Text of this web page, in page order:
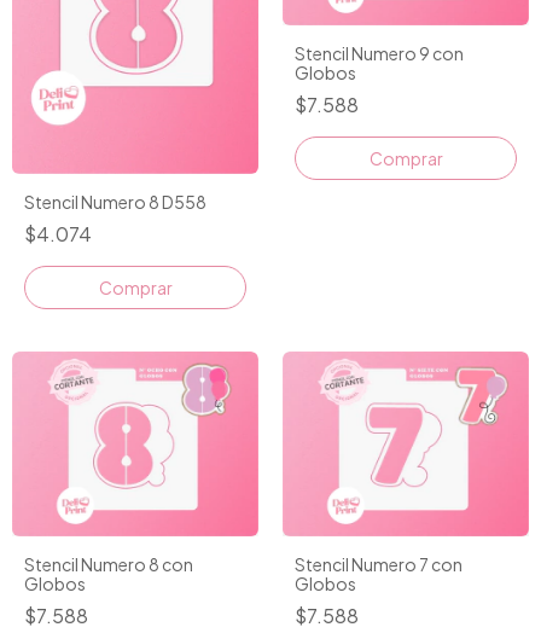
Stencil Numero 8 D558
$4.074
Comprar
Stencil Numero 9 con
Globos
$7.588
Comprar
Stencil Numero 8 con
Globos
$7.588
Stencil Numero 7 con
Globos
$7.588